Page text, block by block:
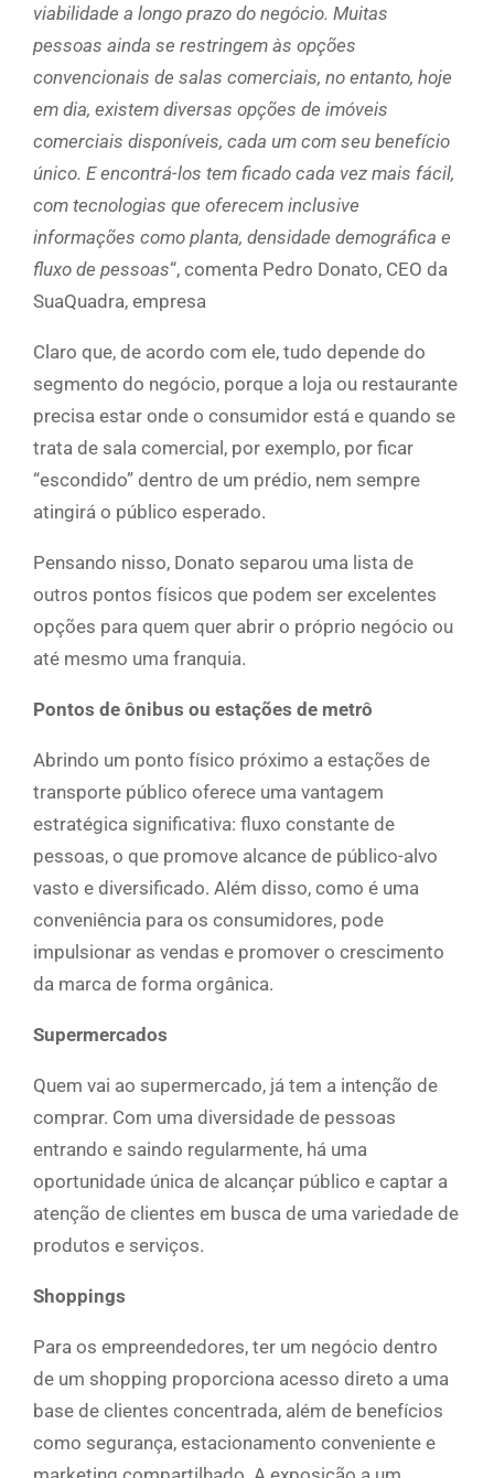
viabilidade a longo prazo do negócio. Muitas
pessoas ainda se restringem às opções
convencionais de salas comerciais, no entanto, hoje
em dia, existem diversas opções de imóveis
comerciais disponíveis, cada um com seu benefício
único. E encontrá-los tem ficado cada vez mais fácil,
com tecnologias que oferecem inclusive
informações como planta, densidade demográfica e
fluxo de pessoas“, comenta Pedro Donato, CEO da
SuaQuadra, empresa
Claro que, de acordo com ele, tudo depende do
segmento do negócio, porque a loja ou restaurante
precisa estar onde o consumidor está e quando se
trata de sala comercial, por exemplo, por ficar
“escondido” dentro de um prédio, nem sempre
atingirá o público esperado.
Pensando nisso, Donato separou uma lista de
outros pontos físicos que podem ser excelentes
opções para quem quer abrir o próprio negócio ou
até mesmo uma franquia.
Pontos de ônibus ou estações de metrô
Abrindo um ponto físico próximo a estações de
transporte público oferece uma vantagem
estratégica significativa: fluxo constante de
pessoas, o que promove alcance de público-alvo
vasto e diversificado. Além disso, como é uma
conveniência para os consumidores, pode
impulsionar as vendas e promover o crescimento
da marca de forma orgânica.
Supermercados
Quem vai ao supermercado, já tem a intenção de
comprar. Com uma diversidade de pessoas
entrando e saindo regularmente, há uma
oportunidade única de alcançar público e captar a
atenção de clientes em busca de uma variedade de
produtos e serviços.
Shoppings
Para os empreendedores, ter um negócio dentro
de um shopping proporciona acesso direto a uma
base de clientes concentrada, além de benefícios
como segurança, estacionamento conveniente e